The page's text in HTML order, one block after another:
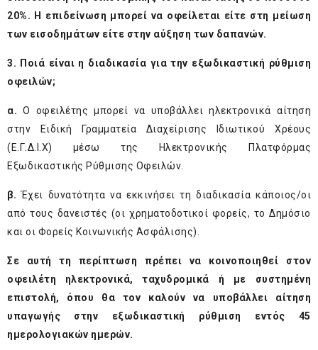
20%. Η επιδείνωση μπορεί να οφείλεται είτε στη μείωση
των εισοδημάτων είτε στην αύξηση των δαπανών.
3. Ποιά είναι η διαδικασία για την εξωδικαστική ρύθμιση
οφειλών;
α. Ο οφειλέτης μπορεί να υποβάλλει ηλεκτρονικά αίτηση
στην Ειδική Γραμματεία Διαχείρισης Ιδιωτικού Χρέους
(Ε.Γ.Δ.Ι.Χ) μέσω της Ηλεκτρονικής Πλατφόρμας
Εξωδικαστικής Ρύθμισης Οφειλών.
β. Έχει δυνατότητα να εκκινήσει τη διαδικασία κάποιος/οι
από τους δανειστές (οι χρηματοδοτικοί φορείς, το Δημόσιο
και οι Φορείς Κοινωνικής Ασφάλισης).
Σε αυτή τη περίπτωση πρέπει να κοινοποιηθεί στον
οφειλέτη ηλεκτρονικά, ταχυδρομικά ή με συστημένη
επιστολή, όπου θα τον καλούν να υποβάλλει αίτηση
υπαγωγής στην εξωδικαστική ρύθμιση εντός 45
ημερολογιακών ημερών.